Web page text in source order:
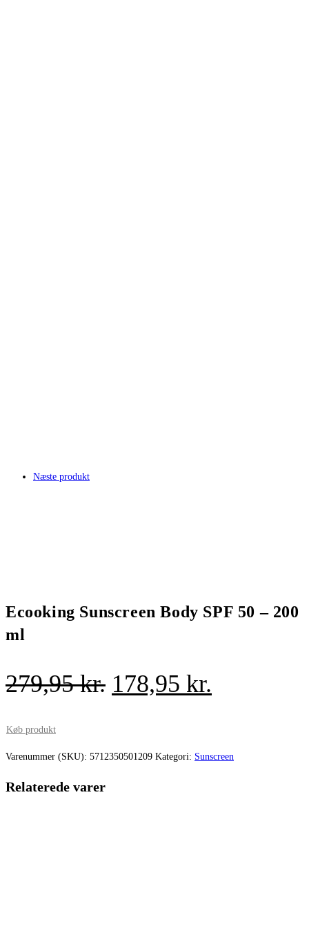
Næste produkt
Ecooking Sunscreen Body SPF 50 – 200
ml
279,95kr. Den
var:
178,95 kr.
er:
Køb produkt
Varenummer (SKU): 5712350501209 Kategori: Sunscreen
Relaterede varer